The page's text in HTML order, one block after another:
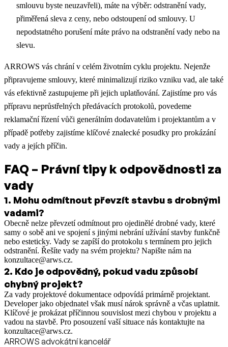
smlouvu byste neuzavřeli), máte na výběr: odstranění vady,
přiměřená sleva z ceny, nebo odstoupení od smlouvy. U
nepodstatného porušení máte právo na odstranění vady nebo na
slevu.
ARROWS vás chrání v celém životním cyklu projektu. Nejenže
připravujeme smlouvy, které minimalizují riziko vzniku vad, ale také
vás efektivně zastupujeme při jejich uplatňování. Zajistíme pro vás
přípravu neprůstřelných předávacích protokolů, povedeme
reklamační řízení vůči generálním dodavatelům i projektantům a v
případě potřeby zajistíme klíčové znalecké posudky pro prokázání
vady a jejích příčin.
FAQ – Právní tipy k odpovědnosti za
vady
1. Mohu odmítnout převzít stavbu s drobnými
vadami?
Obecně nelze převzetí odmítnout pro ojedinělé drobné vady, které
samy o sobě ani ve spojení s jinými nebrání užívání stavby funkčně
nebo esteticky. Vady se zapíší do protokolu s termínem pro jejich
odstranění. Řešíte vady na svém projektu? Napište nám na
konzultace@arws.cz.
2. Kdo je odpovědný, pokud vadu způsobí
chybný projekt?
Za vady projektové dokumentace odpovídá primárně projektant.
Developer jako objednatel však musí nárok správně a včas uplatnit.
Klíčové je prokázat příčinnou souvislost mezi chybou v projektu a
vadou na stavbě. Pro posouzení vaší situace nás kontaktujte na
konzultace@arws.cz.
ARROWS advokátní kancelář